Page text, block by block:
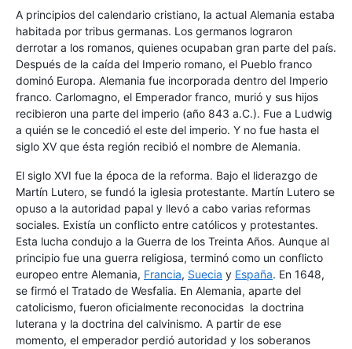
A principios del calendario cristiano, la actual Alemania estaba
habitada por tribus germanas. Los germanos lograron
derrotar a los romanos, quienes ocupaban gran parte del país.
Después de la caída del Imperio romano, el Pueblo franco
dominó Europa. Alemania fue incorporada dentro del Imperio
franco. Carlomagno, el Emperador franco, murió y sus hijos
recibieron una parte del imperio (año 843 a.C.). Fue a Ludwig
a quién se le concedió el este del imperio. Y no fue hasta el
siglo XV que ésta región recibió el nombre de Alemania.
El siglo XVI fue la época de la reforma. Bajo el liderazgo de
Martín Lutero, se fundó la iglesia protestante. Martín Lutero se
opuso a la autoridad papal y llevó a cabo varias reformas
sociales. Existía un conflicto entre católicos y protestantes.
Esta lucha condujo a la Guerra de los Treinta Años. Aunque al
principio fue una guerra religiosa, terminó como un conflicto
europeo entre Alemania, Francia, Suecia y España. En 1648,
se firmó el Tratado de Wesfalia. En Alemania, aparte del
catolicismo, fueron oficialmente reconocidas la doctrina
luterana y la doctrina del calvinismo. A partir de ese
momento, el emperador perdió autoridad y los soberanos